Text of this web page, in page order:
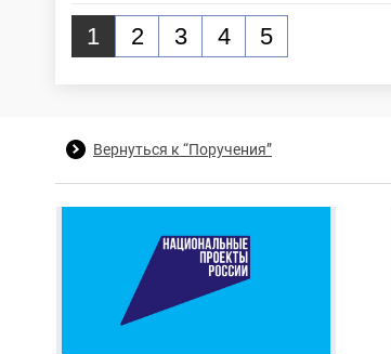
1 2 3 4 5
Вернуться к “Поручения”